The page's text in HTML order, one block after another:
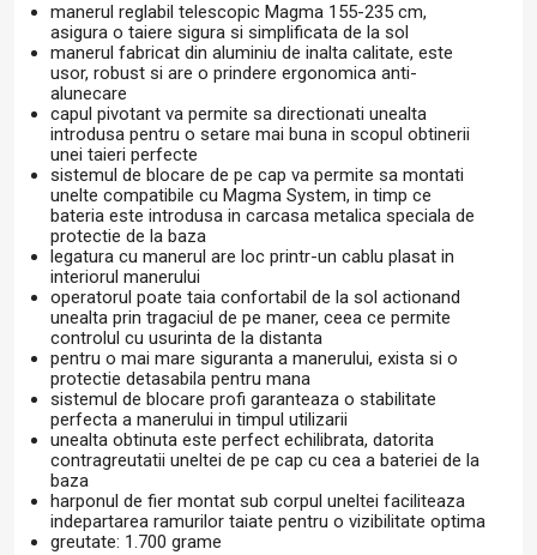
manerul reglabil telescopic Magma 155-235 cm,
asigura o taiere sigura si simplificata de la sol
manerul fabricat din aluminiu de inalta calitate, este
usor, robust si are o prindere ergonomica anti-
alunecare
capul pivotant va permite sa directionati unealta
introdusa pentru o setare mai buna in scopul obtinerii
unei taieri perfecte
sistemul de blocare de pe cap va permite sa montati
unelte compatibile cu Magma System, in timp ce
bateria este introdusa in carcasa metalica speciala de
protectie de la baza
legatura cu manerul are loc printr-un cablu plasat in
interiorul manerului
operatorul poate taia confortabil de la sol actionand
unealta prin tragaciul de pe maner, ceea ce permite
controlul cu usurinta de la distanta
pentru o mai mare siguranta a manerului, exista si o
protectie detasabila pentru mana
sistemul de blocare profi garanteaza o stabilitate
perfecta a manerului in timpul utilizarii
unealta obtinuta este perfect echilibrata, datorita
contragreutatii uneltei de pe cap cu cea a bateriei de la
baza
harponul de fier montat sub corpul uneltei faciliteaza
indepartarea ramurilor taiate pentru o vizibilitate optima
greutate: 1.700 grame